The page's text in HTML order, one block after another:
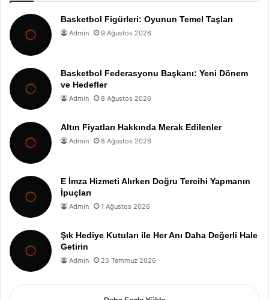
Basketbol Figürleri: Oyunun Temel Taşları
Admin 9 Ağustos 2026
Basketbol Federasyonu Başkanı: Yeni Dönem
ve Hedefler
Admin 8 Ağustos 2026
Altın Fiyatları Hakkında Merak Edilenler
Admin 8 Ağustos 2026
E İmza Hizmeti Alırken Doğru Tercihi Yapmanın
İpuçları
Admin 1 Ağustos 2026
Şık Hediye Kutuları ile Her Anı Daha Değerli Hale
Getirin
Admin 25 Temmuz 2026